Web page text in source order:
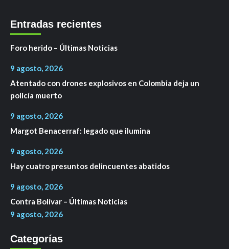
Entradas recientes
Foro herido – Últimas Noticias
9 agosto, 2026
Atentado con drones explosivos en Colombia deja un
policía muerto
9 agosto, 2026
Margot Benacerraf: legado que ilumina
9 agosto, 2026
Hay cuatro presuntos delincuentes abatidos
9 agosto, 2026
Contra Bolívar – Últimas Noticias
9 agosto, 2026
Categorías